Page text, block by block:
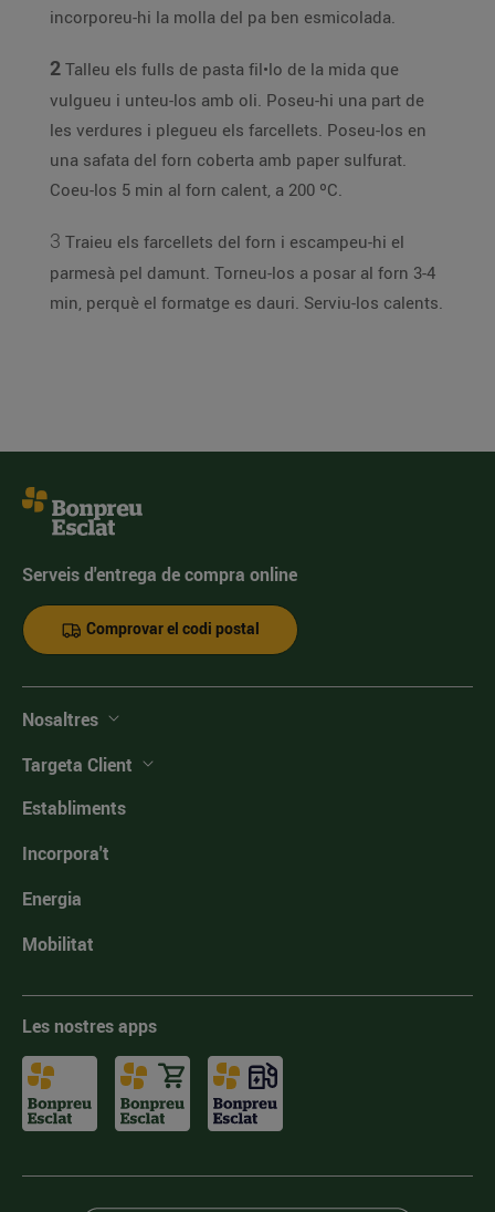
incorporeu-hi la molla del pa ben esmicolada.
2 Talleu els fulls de pasta fil•lo de la mida que
vulgueu i unteu-los amb oli. Poseu-hi una part de
les verdures i plegueu els farcellets. Poseu-los en
una safata del forn coberta amb paper sulfurat.
Coeu-los 5 min al forn calent, a 200 ºC.
3 Traieu els farcellets del forn i escampeu-hi el
parmesà pel damunt. Torneu-los a posar al forn 3-4
min, perquè el formatge es dauri. Serviu-los calents.
Serveis d'entrega de compra online
Comprovar el codi postal
Nosaltres
Targeta Client
Establiments
Incorpora't
Energia
Mobilitat
Les nostres apps